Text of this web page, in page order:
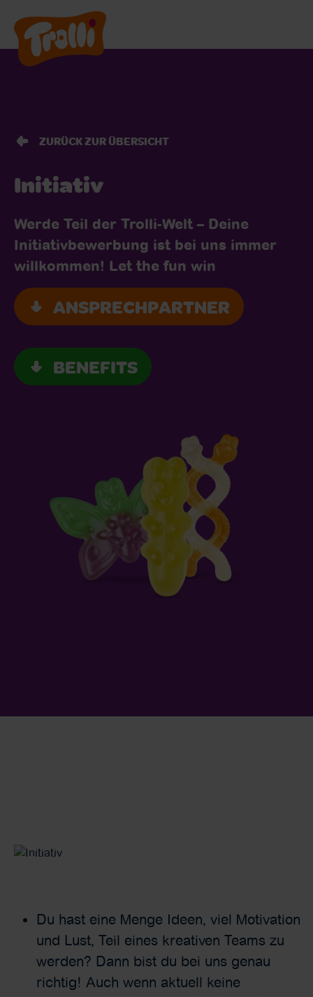
Über uns
DE
ZURÜCK ZUR ÜBERSICHT
Initiativ
Werde Teil der Trolli-Welt – Deine
Initiativbewerbung ist bei uns immer
willkommen! Let the fun win
ANSPRECHPARTNER
BENEFITS
Du hast eine Menge Ideen, viel Motivation
und Lust, Teil eines kreativen Teams zu
werden? Dann bist du bei uns genau
richtig! Auch wenn aktuell keine